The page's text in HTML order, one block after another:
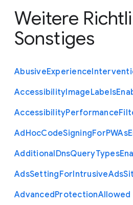
Weitere
Sonstiges
AbusiveExperience
AccessibilityImageLabels
AccessibilityPerformance
AdHocCodeSigningForPWAs
AdditionalDnsQueryTypes
AdsSettingForIntrusiveAds
AdvancedProtectionAllowed